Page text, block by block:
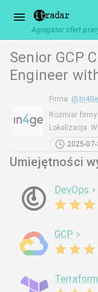
Agregator ofert
Senior GCP
Engineer
Firma: @ In4Ge
Rozmiar firmy:
Lokalizacja:
2025-
Umiejętności
DevOps
GCP
Terraform